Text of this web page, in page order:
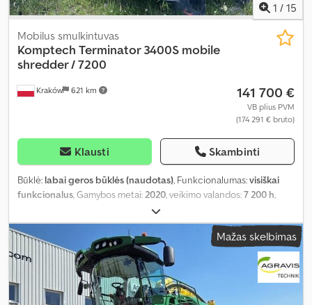
1 / 15
Kraków 621 km
Mobilus smulkintuvas
Komptech Terminator 3400S mobile
shredder / 7200
141 700 €
VB plius PVM
(174 291 € bruto)
Klausti Skambinti
Būklė: labai geros būklės (naudotas), Funkcionalumas:visiškai
funkcionalus, Gamybos metai:2020, veikimo valandos:7 200 h,
Mažas skelbimas